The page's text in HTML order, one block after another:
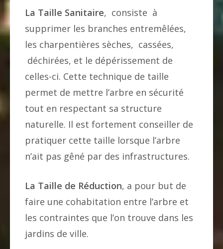
La Taille Sanitaire, consiste à
supprimer les branches entremêlées,
les charpentières sèches, cassées,
déchirées, et le dépérissement de
celles-ci. Cette technique de taille
permet de mettre l’arbre en sécurité
tout en respectant sa structure
naturelle. Il est fortement conseiller de
pratiquer cette taille lorsque l’arbre
n’ait pas gêné par des infrastructures.
La Taille de Réduction, a pour but de
faire une cohabitation entre l’arbre et
les contraintes que l’on trouve dans les
jardins de ville.